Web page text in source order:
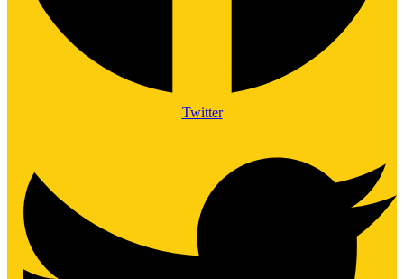
Twitter